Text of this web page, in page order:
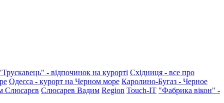
- відпочинок на курорті Східниця - все про
Одесса - курорт на Черном море Каролино-Бугаз - Черное
Слюсарєв Слюсарев Вадим Region Touch-IT "Фабрика вікон" -